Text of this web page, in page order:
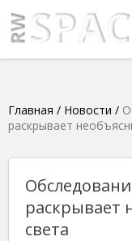
Главная / Новости /
раскрывает
раскрывает
света